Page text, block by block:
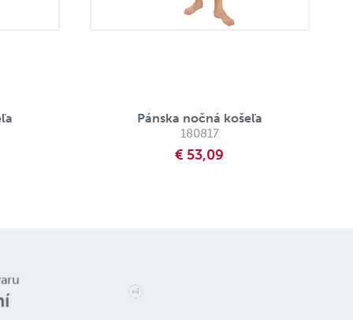
Pánska nočná košeľa
180817
€ 53,09